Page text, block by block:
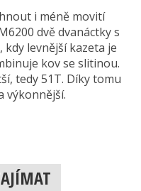
i méně movití
dvě dvanáctky s
kdy levnější kazeta je
kov se slitinou.
tedy 51T. Díky tomu
výkonnější.